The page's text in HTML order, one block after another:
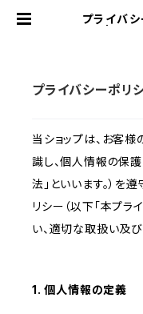
プライバ
プライバシーポリ
当ショップは、お客
識し、個人情報の保
法」といいます。）を
リシー（以下「本プラ
い、適切な取扱い及
1. 個人情報の定義